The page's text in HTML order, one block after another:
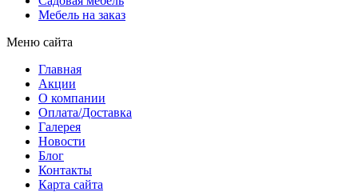
Мебель на заказ
Меню сайта
Главная
Акции
О компании
Оплата/Доставка
Галерея
Новости
Блог
Контакты
Карта сайта